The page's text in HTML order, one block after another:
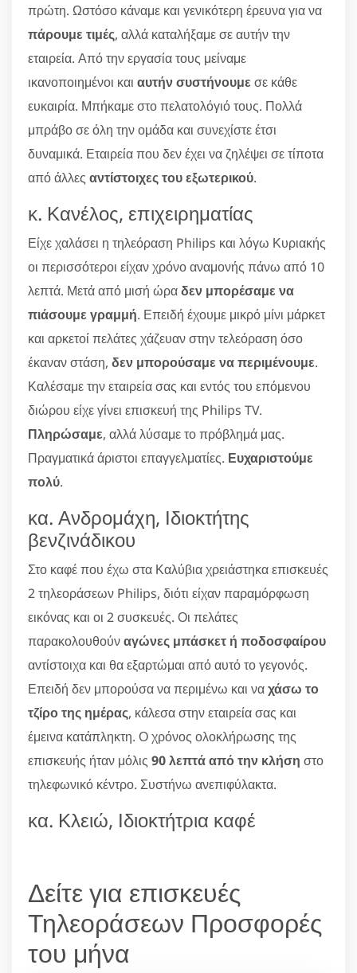
πρώτη. Ωστόσο κάναμε και γενικότερη έρευνα για να
πάρουμε τιμές, αλλά καταλήξαμε σε αυτήν την
εταιρεία. Από την εργασία τους μείναμε
ικανοποιημένοι και αυτήν συστήνουμε σε κάθε
ευκαιρία. Μπήκαμε στο πελατολόγιό τους. Πολλά
μπράβο σε όλη την ομάδα και συνεχίστε έτσι
δυναμικά. Εταιρεία που δεν έχει να ζηλέψει σε τίποτα
από άλλες αντίστοιχες του εξωτερικού.
κ. Κανέλος, επιχειρηματίας
Είχε χαλάσει η τηλεόραση Philips και λόγω Κυριακής
οι περισσότεροι είχαν χρόνο αναμονής πάνω από 10
λεπτά. Μετά από μισή ώραδεν μπορέσαμε να
πιάσουμε γραμμή. Επειδή έχουμε μικρό μίνι μάρκετ
και αρκετοί πελάτες χάζευαν στην τελεόραση όσο
έκαναν στάση, δεν μπορούσαμε να περιμένουμε.
Καλέσαμε την εταιρεία σας και εντός του επόμενου
διώρου είχε γίνει επισκευή της Philips TV.
Πληρώσαμε, αλλά λύσαμε το πρόβλημά μας.
Πραγματικά άριστοι επαγγελματίες. Ευχαριστούμε
πολύ.
κα. Ανδρομάχη, Ιδιοκτήτης
βενζινάδικου
Στο καφέ που έχω στα Καλύβια χρειάστηκα επισκευές
2 τηλεοράσεων Philips, διότι είχαν παραμόρφωση
εικόνας και οι 2 συσκευές. Οι πελάτες
παρακολουθούναγώνες μπάσκετ ή ποδοσφαίρου
αντίστοιχα και θα εξαρτώμαι από αυτό το γεγονός.
Επειδή δεν μπορούσα να περιμένω και ναχάσω το
τζίρο της ημέρας, κάλεσα στην εταιρεία σας και
έμεινα κατάπληκτη. Ο χρόνος ολοκλήρωσης της
επισκευής ήταν μόλις 90 λεπτά από την κλήση στο
τηλεφωνικό κέντρο. Συστήνω ανεπιφύλακτα.
κα. Κλειώ, Ιδιοκτήτρια καφέ
Δείτε για επισκευές
Τηλεοράσεων Προσφορές
του μήνα